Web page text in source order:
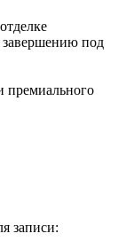
завершению под
премиального
записи: